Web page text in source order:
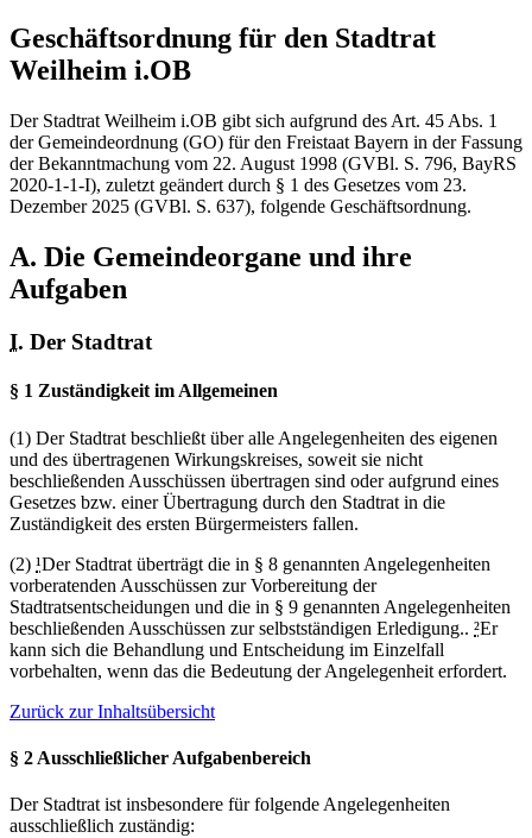
Geschäftsordnung für den Stadtrat
Weilheim i.OB
Der Stadtrat Weilheim i.OB gibt sich aufgrund des Art. 45 Abs. 1
der Gemeindeordnung (GO) für den Freistaat Bayern in der Fassung
der Bekanntmachung vom 22. August 1998 (GVBl. S. 796, BayRS
2020-1-1-I), zuletzt geändert durch § 1 des Gesetzes vom 23.
Dezember 2025 (GVBl. S. 637), folgende Geschäftsordnung.
A. Die Gemeindeorgane und ihre
Aufgaben
I. Der Stadtrat
§ 1 Zuständigkeit im Allgemeinen
(1) Der Stadtrat beschließt über alle Angelegenheiten des eigenen
und des übertragenen Wirkungskreises, soweit sie nicht
beschließenden Ausschüssen übertragen sind oder aufgrund eines
Gesetzes bzw. einer Übertragung durch den Stadtrat in die
Zuständigkeit des ersten Bürgermeisters fallen.
(2) ¹Der Stadtrat überträgt die in § 8 genannten Angelegenheiten
vorberatenden Ausschüssen zur Vorbereitung der
Stadtratsentscheidungen und die in § 9 genannten Angelegenheiten
beschließenden Ausschüssen zur selbstständigen Erledigung.. ²Er
kann sich die Behandlung und Entscheidung im Einzelfall
vorbehalten, wenn das die Bedeutung der Angelegenheit erfordert.
Zurück zur Inhaltsübersicht
§ 2 Ausschließlicher Aufgabenbereich
Der Stadtrat ist insbesondere für folgende Angelegenheiten
ausschließlich zuständig: